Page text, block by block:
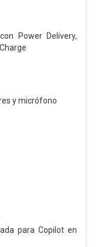
Power Delivery,
y micrófono
para Copilot en